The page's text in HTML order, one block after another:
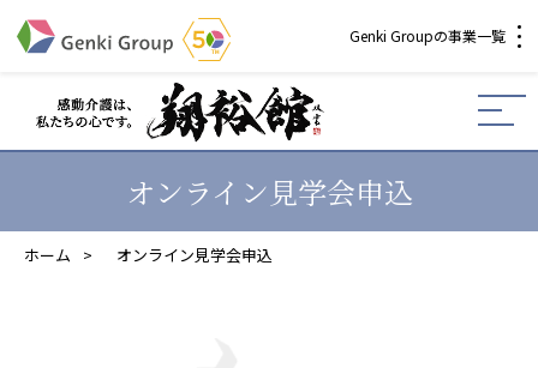
Genki Groupの事業一覧
介護・福祉
社会福祉法人 元気村グループ
社会福祉法人元気村オンライン見学会申込
ホーム > オンライン見学会申込